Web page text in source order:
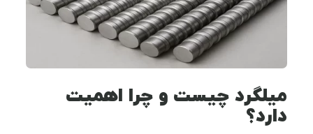
میلگرد چیست و چرا اهمیت
دارد؟